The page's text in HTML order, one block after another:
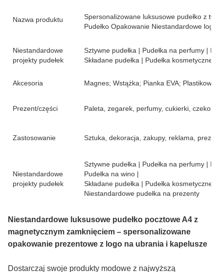
Nazwa produktu
Spersonalizowane luksusowe pudełko z
Pudełko Opakowanie Niestandardowe logo
Niestandardowe
projekty pudełek
Sztywne pudełka | Pudełka na perfumy |
Składane pudełka | Pudełka kosmetyczne
Akcesoria Magnes; Wstążka; Pianka EVA;
Prezent/części Paleta, zegarek, perfumy, cukierki,
Zastosowanie Sztuka, dekoracja, zakupy, reklama,
Niestandardowe
projekty pudełek
Sztywne pudełka | Pudełka na perfumy |
Pudełka na wino |
Składane pudełka | Pudełka kosmetyczne
Niestandardowe pudełka na prezenty
Niestandardowe luksusowe pudełko pocztowe A4 z
magnetycznym zamknięciem – spersonalizowane
opakowanie prezentowe z logo na ubrania i kapelusze
Dostarczaj swoje produkty modowe z najwyższą